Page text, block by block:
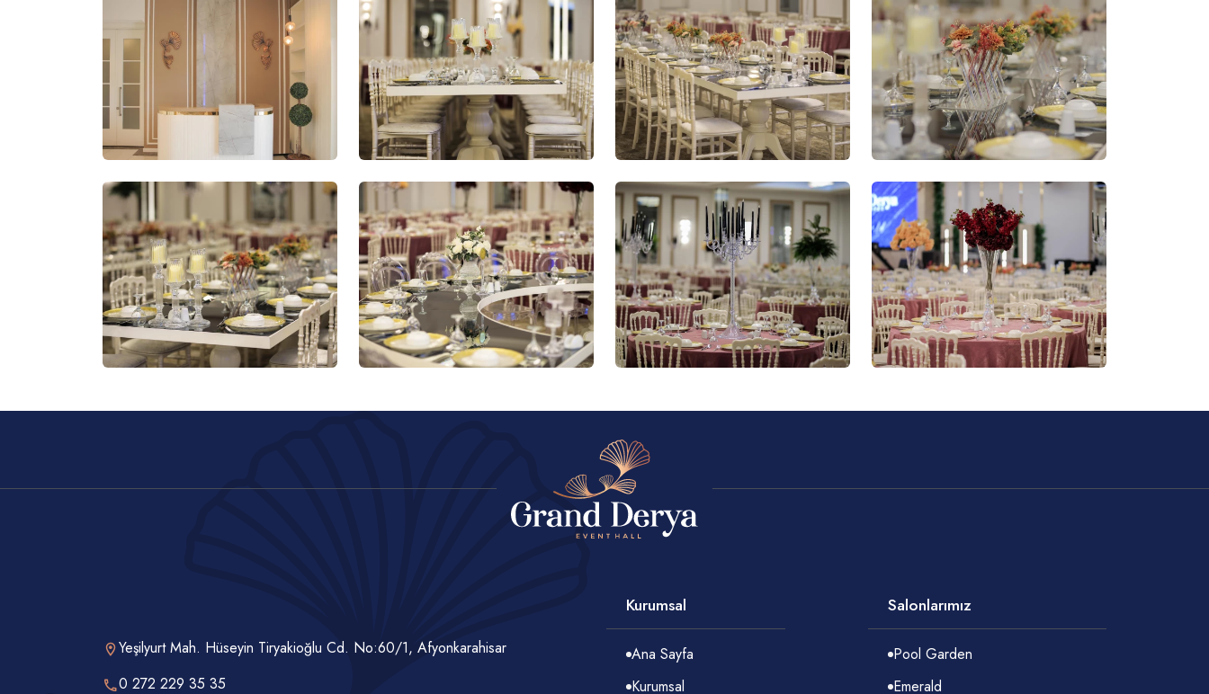
Yeşilyurt Mah. Hüseyin Tiryakioğlu Cd. No:60/1, Afyonkarahisar
0 272 229 35 35
Kurumsal
Ana Sayfa
Kurumsal
Salonlarımız
Pool Garden
Emerald